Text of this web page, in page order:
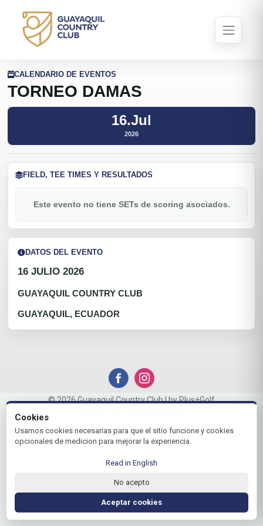
CALENDARIO DE EVENTOS
TORNEO DAMAS
16.Jul
2026
FIELD, TEE TIMES Y RESULTADOS
Este evento no tiene SETs de scoring asociados.
DATOS DEL EVENTO
16 JULIO 2026
GUAYAQUIL COUNTRY CLUB
GUAYAQUIL, ECUADOR
© 2026 Guayaquil Country Club | by Plus+Golf
Cookies
Usamos cookies necesarias para que el sitio funcione y cookies
opcionales de medicion para mejorar la experiencia.
Read in English
No acepto
Aceptar cookies